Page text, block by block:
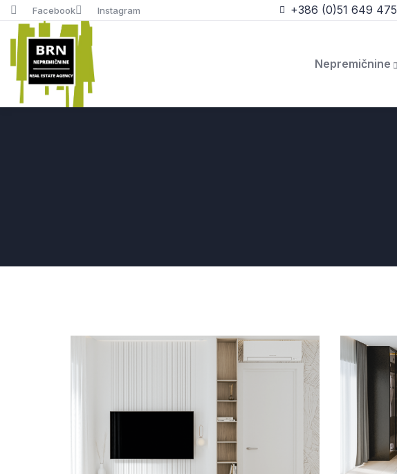
Facebook Instagram +386 (0)51 649 475
Nepremičnine